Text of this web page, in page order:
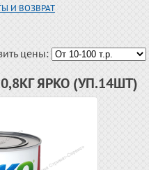
И ВОЗВРАТ
цены:
ЯРКО (УП.14ШТ)